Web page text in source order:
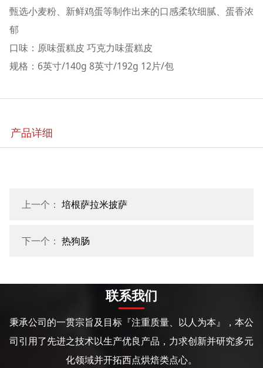
甄选小麦粉、新鲜鸡蛋等制作出来的口感柔软细腻、蛋香浓
郁
口味：原味蛋糕皮 巧克力味蛋糕皮
规格：6英寸/140g 8英寸/192g 12片/包
产品详细
上一个： 培根萨拉米披萨
下一个： 热狗肠
联系我们
秉承公司的一贯宗旨及目标『注重质量、以人为本』，本公
司引用了先进之技术以生产优良产品，力求创新并研究多元
化领域并开拓西点烘焙类点心。